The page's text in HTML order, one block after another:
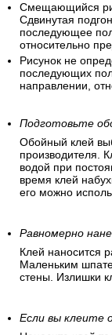
Смещающийся
Сдвинутая
последующее
относительно
Рисунок не
последующих
направлении,
Подготовьте
Обойный клей
производителя.
водой при
время клей
его можно
Равномерно
Клей наносится
Маленьким
стены. Излишки
Если вы клеите